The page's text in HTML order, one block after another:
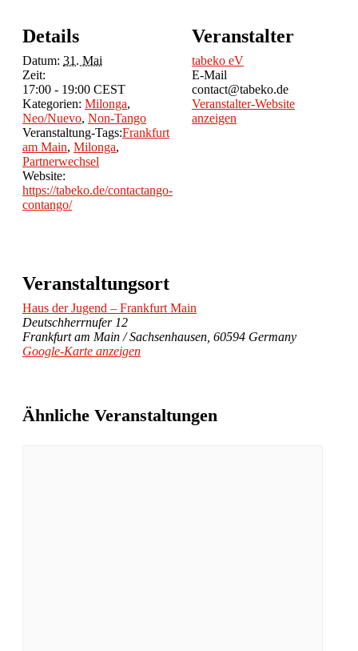
Details
Datum: 31. Mai
Zeit:
17:00 - 19:00 CEST
Kategorien: Milonga,
Neo/Nuevo, Non-Tango
Veranstaltung-Tags:Frankfurt
am Main, Milonga,
Partnerwechsel
Website:
https://tabeko.de/contactango-
contango/
Veranstalter
tabeko eV
E-Mail
contact@tabeko.de
Veranstalter-Website
anzeigen
Veranstaltungsort
Haus der Jugend – Frankfurt Main
Deutschherrnufer 12
Frankfurt am Main / Sachsenhausen 60594 Germany
Google-Karte anzeigen
Ähnliche Veranstaltungen